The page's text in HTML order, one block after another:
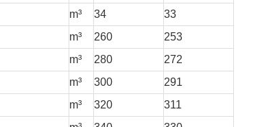
m³ 34
33
m³ 260
253
m³ 280
272
m³ 300
291
m³ 320
311